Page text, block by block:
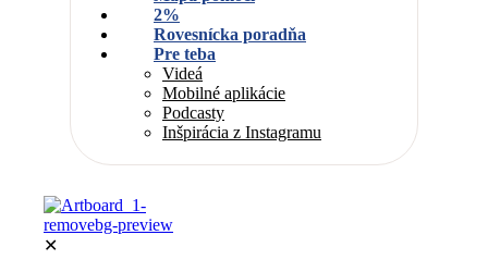
2%
Rovesnícka poradňa
Pre teba
Videá
Mobilné aplikácie
Podcasty
Inšpirácia z Instagramu
✕